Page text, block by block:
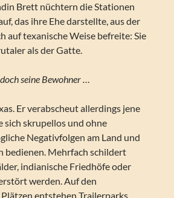
Brett nüchtern die Stationen
das ihre Ehe darstellte, aus der
auf texanische Weise befreite: Sie
als der Gatte.
seine Bewohner …
Er verabscheut allerdings jene
sich skrupellos und ohne
Negativfolgen am Land und
bedienen. Mehrfach schildert
indianische Friedhöfe oder
werden. Auf den
entstehen Trailerparks